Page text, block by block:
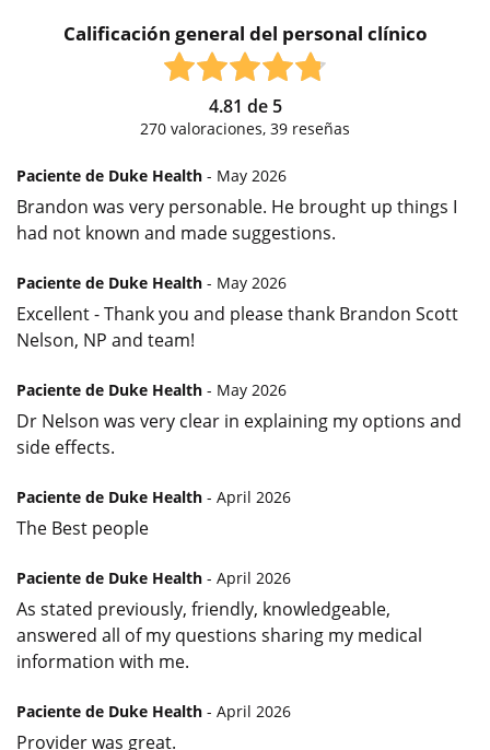
Calificación general del personal clínico
4.81 de 5
270 valoraciones, 39 reseñas
Paciente de Duke Health - May 2026
Brandon was very personable. He brought up things I
had not known and made suggestions.
Paciente de Duke Health - May 2026
Excellent - Thank you and please thank Brandon Scott
Nelson, NP and team!
Paciente de Duke Health - May 2026
Dr Nelson was very clear in explaining my options and
side effects.
Paciente de Duke Health - April 2026
The Best people
Paciente de Duke Health - April 2026
As stated previously, friendly, knowledgeable,
answered all of my questions sharing my medical
information with me.
Paciente de Duke Health - April 2026
Provider was great.